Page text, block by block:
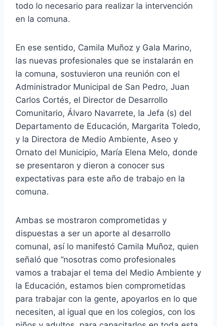
todo lo necesario para realizar la intervención
en la comuna.
En ese sentido, Camila Muñoz y Gala Marino,
las nuevas profesionales que se instalarán en
la comuna, sostuvieron una reunión con el
Administrador Municipal de San Pedro, Juan
Carlos Cortés, el Director de Desarrollo
Comunitario, Álvaro Navarrete, la Jefa (s) del
Departamento de Educación, Margarita Toledo,
y la Directora de Medio Ambiente, Aseo y
Ornato del Municipio, María Elena Melo, donde
se presentaron y dieron a conocer sus
expectativas para este año de trabajo en la
comuna.
Ambas se mostraron comprometidas y
dispuestas a ser un aporte al desarrollo
comunal, así lo manifestó Camila Muñoz, quien
señaló que “nosotras como profesionales
vamos a trabajar el tema del Medio Ambiente y
la Educación, estamos bien comprometidas
para trabajar con la gente, apoyarlos en lo que
necesiten, al igual que en los colegios, con los